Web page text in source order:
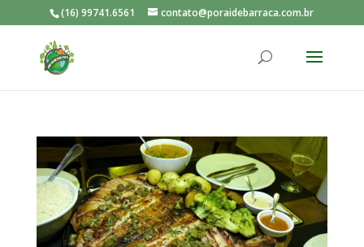
(16) 99741.6561 contato@poraidebarraca.com.br